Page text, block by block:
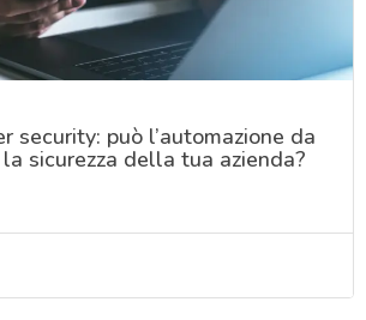
security: può l’automazione da
sicurezza della tua azienda?